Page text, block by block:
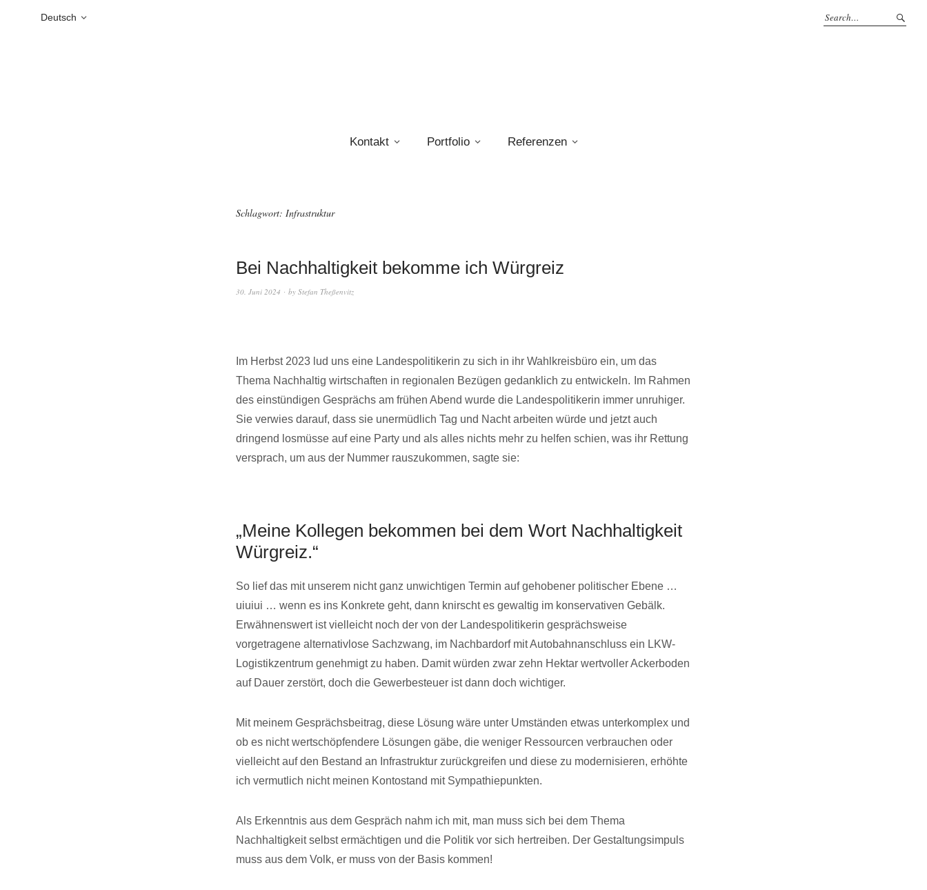
Deutsch
Kontakt Portfolio Referenzen
Schlagwort: Infrastruktur
Bei Nachhaltigkeit bekomme ich Würgreiz
30. Juni 2024 by Stefan Theßenvitz
Im Herbst 2023 lud uns eine Landespolitikerin zu sich in ihr Wahlkreisbüro ein, um das
Thema Nachhaltig wirtschaften in regionalen Bezügen gedanklich zu entwickeln.
Im Rahmen
des einstündigen Gesprächs am frühen Abend wurde die Landespolitikerin immer unruhiger.
Sie verwies darauf, dass sie unermüdlich Tag und Nacht arbeiten würde und jetzt auch
dringend losmüsse auf eine Party und als alles nichts mehr zu helfen schien, was ihr Rettung
versprach, um aus der Nummer rauszukommen, sagte sie:
„Meine Kollegen bekommen bei dem Wort Nachhaltigkeit
Würgreiz.“
So lief das mit unserem nicht ganz unwichtigen Termin auf gehobener politischer Ebene …
uiuiui … wenn es ins Konkrete geht, dann knirscht es gewaltig im konservativen Gebälk.
Erwähnenswert ist vielleicht noch der von der Landespolitikerin gesprächsweise
vorgetragene alternativlose Sachzwang, im Nachbardorf mit Autobahnanschluss ein LKW-
Logistikzentrum genehmigt zu haben. Damit würden zwar zehn Hektar wertvoller Ackerboden
auf Dauer zerstört, doch die Gewerbesteuer ist dann doch wichtiger.
Mit meinem Gesprächsbeitrag, diese Lösung wäre unter Umständen etwas unterkomplex und
ob es nicht wertschöpfendere Lösungen gäbe, die weniger Ressourcen verbrauchen oder
vielleicht auf den Bestand an Infrastruktur zurückgreifen und diese zu modernisieren, erhöhte
ich vermutlich nicht meinen Kontostand mit Sympathiepunkten.
Als Erkenntnis aus dem Gespräch nahm ich mit, man muss sich bei dem Thema
Nachhaltigkeit selbst ermächtigen und die Politik vor sich hertreiben. Der Gestaltungsimpuls
muss aus dem Volk, er muss von der Basis kommen!